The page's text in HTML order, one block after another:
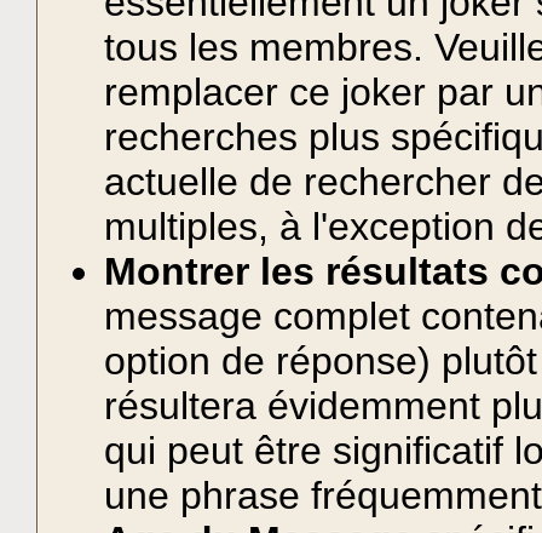
tous les membres.
remplacer ce joker par
recherches plus
actuelle de rechercher
multiples, à l'exception
Montrer les résultats
message complet
option de réponse)
résultera évidemment
qui peut être significatif
une phrase